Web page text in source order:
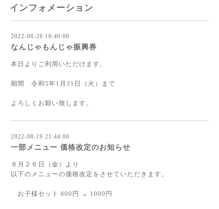
インフォメーション
2022-08-26 10:40:00
なんじゃもんじゃ振興券
本日よりご利用いただけます。
期間 令和5年1月31日（火）まで
よろしくお願い致します。
2022-08-19 21:44:00
一部メニュー 価格改定のお知らせ
８月２６日（金）より
以下のメニューの価格改定をさせていただきます。
お子様セット 800円 → 1000円